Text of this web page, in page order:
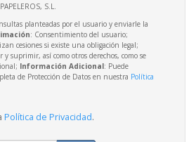
S.L.
planteadas por el usuario y enviarle la
: Consentimiento del usuario;
cesiones si existe una obligación legal;
y suprimir, así como otros derechos, como se
Información Adicional: Puede
de Protección de Datos en nuestra Política
Política de Privacidad.